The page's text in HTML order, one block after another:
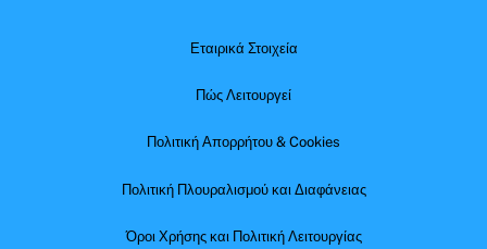
Εταιρικά Στοιχεία
Πώς Λειτουργεί
Πολιτική Απορρήτου & Cookies
Πολιτική Πλουραλισμού και Διαφάνειας
Όροι Χρήσης και Πολιτική Λειτουργίας